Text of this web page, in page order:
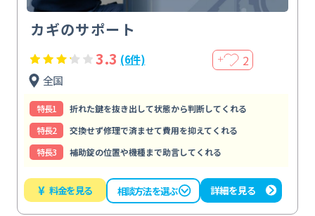
カギのサポート
3.3 (6件) ＋ 2
全国
特⻑1
折れた鍵を抜き出して状態から判断してくれる
特⻑2
交換せず修理で済ませて費用を抑えてくれる
特⻑3
補助錠の位置や機種まで助言してくれる
¥ 料金を見る 相談方法を選ぶ 詳細を見る